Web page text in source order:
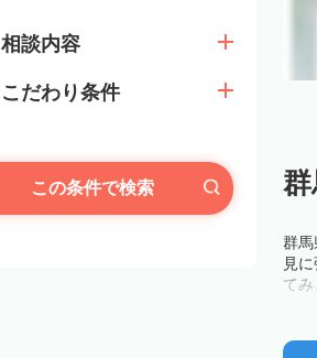
相談内容
こだわり条件
この条件で検索
群馬
見
てみ